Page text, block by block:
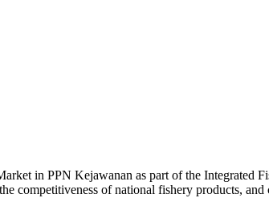
in PPN Kejawanan as part of the Integrated
competitiveness of national fishery products,